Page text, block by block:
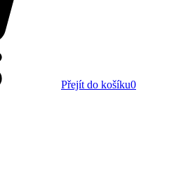
Přejít do košíku0